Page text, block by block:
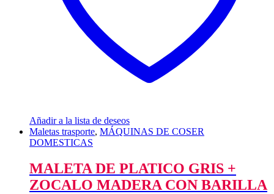
Añadir a la lista de deseos
Maletas trasporte, MÁQUINAS DE COSER
DOMESTICAS
MALETA DE PLATICO GRIS +
ZOCALO MADERA CON BARILLA